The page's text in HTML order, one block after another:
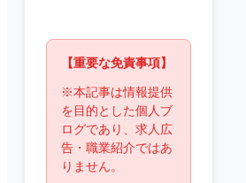
【重要な免責事項】
※本記事は情報提供
を目的とした個人ブ
ログであり、求人広
告・職業紹介ではあ
りません。